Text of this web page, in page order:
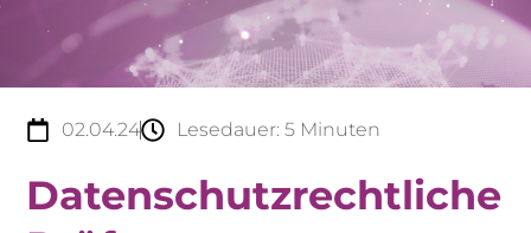
02.04.24 Lesedauer: 5 Minuten
Datenschutzrechtliche